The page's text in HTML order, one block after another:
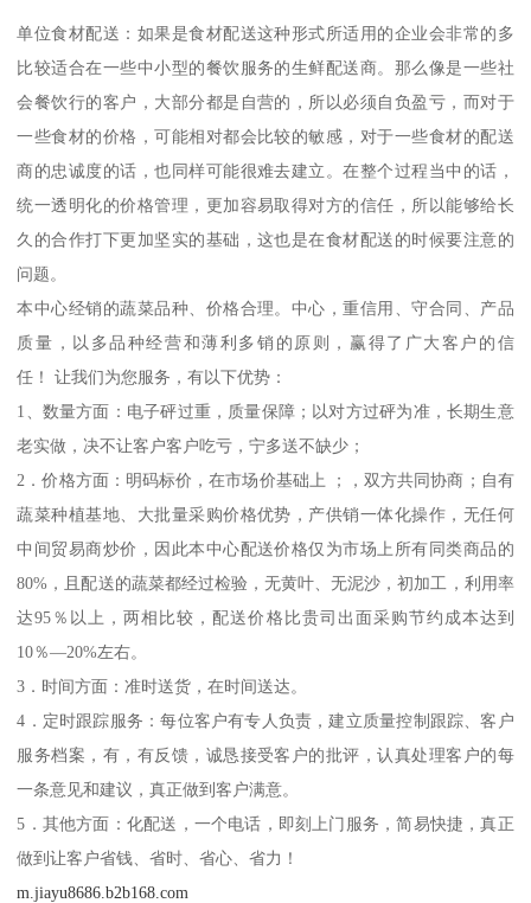
单位食材配送：如果是食材配送这种形式所适用的企业会非常的多
比较适合在一些中小型的餐饮服务的生鲜配送商。那么像是一些社
会餐饮行的客户，大部分都是自营的，所以必须自负盈亏，而对于
一些食材的价格，可能相对都会比较的敏感，对于一些食材的配送
商的忠诚度的话，也同样可能很难去建立。在整个过程当中的话，
统一透明化的价格管理，更加容易取得对方的信任，所以能够给长
久的合作打下更加坚实的基础，这也是在食材配送的时候要注意的
问题。
本中心经销的蔬菜品种、价格合理。中心，重信用、守合同、产品
质量，以多品种经营和薄利多销的原则，赢得了广大客户的信
任！ 让我们为您服务，有以下优势：
1、数量方面：电子砰过重，质量保障；以对方过砰为准，长期生意
老实做，决不让客户客户吃亏，宁多送不缺少；
2．价格方面：明码标价，在市场价基础上 ；，双方共同协商；自有
蔬菜种植基地、大批量采购价格优势，产供销一体化操作，无任何
中间贸易商炒价，因此本中心配送价格仅为市场上所有同类商品的
80%，且配送的蔬菜都经过检验，无黄叶、无泥沙，初加工，利用率
达95％以上，两相比较，配送价格比贵司出面采购节约成本达到
10％—20%左右。
3．时间方面：准时送货，在时间送达。
4．定时跟踪服务：每位客户有专人负责，建立质量控制跟踪、客户
服务档案，有，有反馈，诚恳接受客户的批评，认真处理客户的每
一条意见和建议，真正做到客户满意。
5．其他方面：化配送，一个电话，即刻上门服务，简易快捷，真正
做到让客户省钱、省时、省心、省力！
m.jiayu8686.b2b168.com